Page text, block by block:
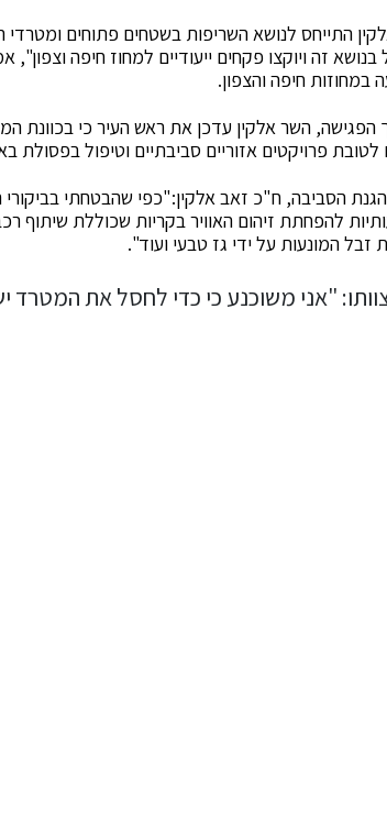
התייחס לנושא השריפות בשטחים פתוחים ומטרדי
במחוזות חיפה והצפון.
השר אלקין עדכן את ראש העיר כי בכוונת
פרויקטים אזוריים סביבתיים וטיפול בפסולת
הסביבה, ח"כ זאב אלקין:"כפי שהבטחתי
להפחתת זיהום האוויר בקריות שכוללת שיתוף
זבל המונעות על ידי גז טבעי ועוד".
"אני משוכנע כי כדי לחסל את